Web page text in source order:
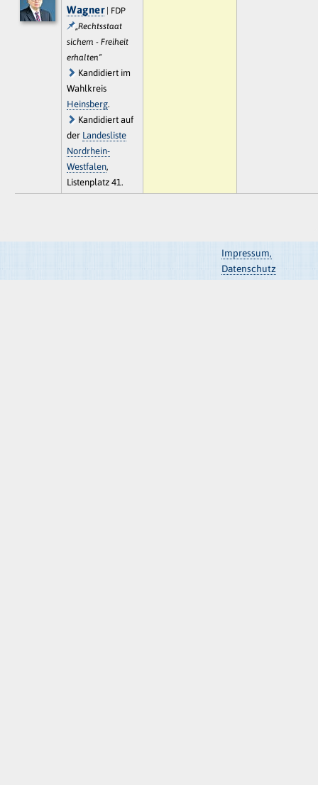
Wagner| FDP
„Rechtsstaat
sichern - Freiheit
erhalten“
Kandidiert im
Wahlkreis
Heinsberg.
Kandidiert auf
der Landesliste
Nordrhein-
Westfalen,
Listenplatz 41.
Impressum,
Datenschutz